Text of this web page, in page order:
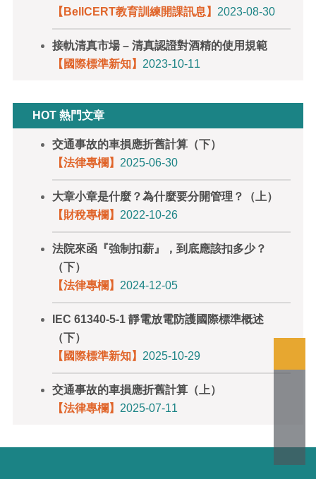
【BellCERT教育訓練開課訊息】 2023-08-30
接軌清真市場 – 清真認證對酒精的使用規範
【國際標準新知】 2023-10-11
HOT 熱門文章
交通事故的車損應折舊計算（下）
【法律專欄】 2025-06-30
大章小章是什麼？為什麼要分開管理？（上）
【財稅專欄】 2022-10-26
法院來函『強制扣薪』，到底應該扣多少？
（下）
【法律專欄】 2024-12-05
IEC 61340-5-1 靜電放電防護國際標準概述
（下）
【國際標準新知】 2025-10-29
交通事故的車損應折舊計算（上）
【法律專欄】 2025-07-11